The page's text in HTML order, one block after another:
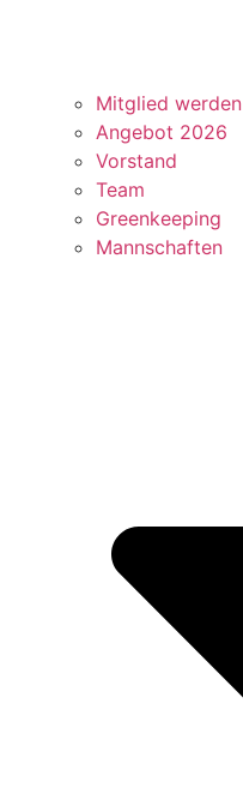
Mitglied werden
Angebot 2026
Vorstand
Team
Greenkeeping
Mannschaften